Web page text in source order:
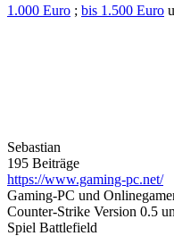
1.000 Euro ; bis 1.500 Euro
Sebastian
195 Beiträge
https://www.gaming-pc.net/
Gaming-PC und
Counter-Strike Version 0.5
Spiel Battlefield